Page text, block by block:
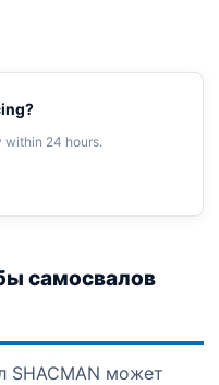
within 24 hours.
самосвалов
SHACMAN может